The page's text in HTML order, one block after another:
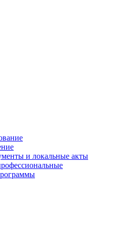
и локальные акты